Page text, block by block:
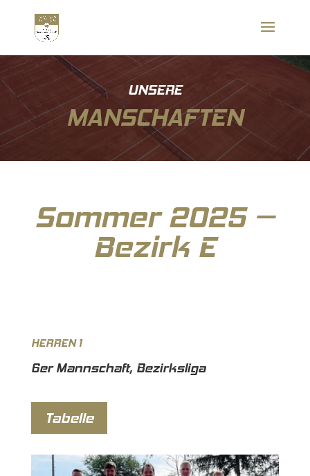
UNSERE
MANSCHAFTEN
Sommer 2025 –
Bezirk E
HERREN 1
6er Mannschaft, Bezirksliga
Tabelle